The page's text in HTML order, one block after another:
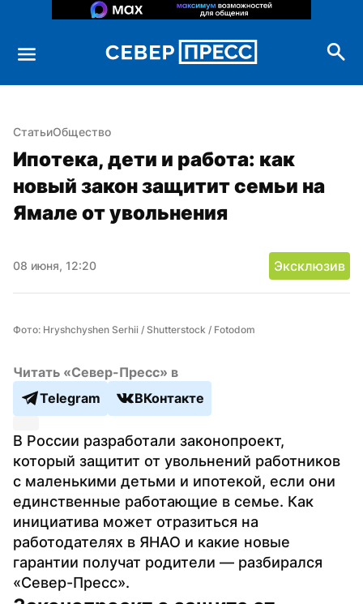
СтатьиОбщество
Ипотека, дети и работа: как
новый закон защитит семьи на
Ямале от увольнения
08 июня, 12:20 Эксклюзив
Фото: Hryshchyshen Serhii / Shutterstock / Fotodom
Читать «Север-Пресс» в
Telegram
ВКонтакте
В России разработали законопроект,
который защитит от увольнений работников
с маленькими детьми и ипотекой, если они
единственные работающие в семье. Как
инициатива может отразиться на
работодателях в ЯНАО и какие новые
гарантии получат родители — разбирался
«Север-Пресс».